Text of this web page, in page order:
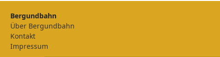
Bergundbahn
Über Bergundbahn
Kontakt
Impressum